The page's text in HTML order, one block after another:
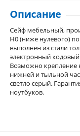
Описание
Сейф мебельный,
Н0 (ниже нулевого)
выполнен из стали
электронный
Возможно крепление
нижней и тыльной
светло серый.
ноутбуков.